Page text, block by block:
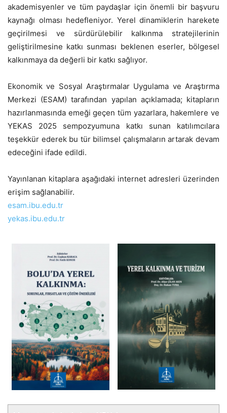
akademisyenler ve tüm paydaşlar için önemli bir başvuru
kaynağı olması hedefleniyor. Yerel dinamiklerin harekete
geçirilmesi ve sürdürülebilir kalkınma stratejilerinin
geliştirilmesine katkı sunması beklenen eserler, bölgesel
kalkınmaya da değerli bir katkı sağlıyor.
Ekonomik ve Sosyal Araştırmalar Uygulama ve Araştırma
Merkezi (ESAM) tarafından yapılan açıklamada; kitapların
hazırlanmasında emeği geçen tüm yazarlara, hakemlere ve
YEKAS 2025 sempozyumuna katkı sunan katılımcılara
teşekkür ederek bu tür bilimsel çalışmaların artarak devam
edeceğini ifade edildi.
Yayınlanan kitaplara aşağıdaki internet adresleri üzerinden
erişim sağlanabilir.
esam.ibu.edu.tr
yekas.ibu.edu.tr